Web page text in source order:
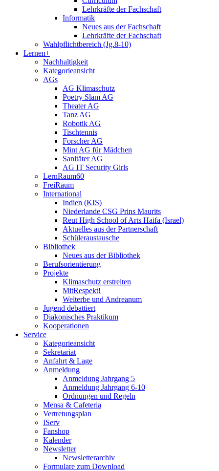
Lehrkräfte der Fachschaft
Informatik
Neues aus der Fachschaft
Lehrkräfte der Fachschaft
Wahlpflichtbereich (Jg.8-10)
Lernen+
Nachhaltigkeit
Kategorieansicht
AGs
AG Klimaschutz
Poetry Slam AG
Theater AG
Tanz AG
Robotik AG
Tischtennis
Forscher AG
Mint AG für Mädchen
Sanitäter AG
AG IT Security Girls
LernRaum60
FreiRaum
International
Indien (KIS)
Niederlande CSG Prins Maurits
Reut High School of Arts Haifa (Israel)
Aktuelles aus der Partnerschaft
Schüleraustausche
Bibliothek
Neues aus der Bibliothek
Berufsorientierung
Projekte
Klimaschutz erstreiten
MitRespekt!
Welterbe und Andreanum
Jugend debattiert
Diakonisches Praktikum
Kooperationen
Service
Kategorieansicht
Sekretariat
Anfahrt & Lage
Anmeldung
Anmeldung Jahrgang 5
Anmeldung Jahrgang 6-10
Ordnungen und Regeln
Mensa & Cafeteria
Vertretungsplan
IServ
Fanshop
Kalender
Newsletter
Newsletterarchiv
Formulare zum Download